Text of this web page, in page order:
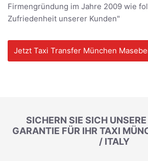
Firmengründung im Jahre 2009 wie
Zufriedenheit unserer Kunden"
Jetzt Taxi Transfer München
SICHERN SIE SICH
GARANTIE FÜR IHR TAXI
/ ITALY